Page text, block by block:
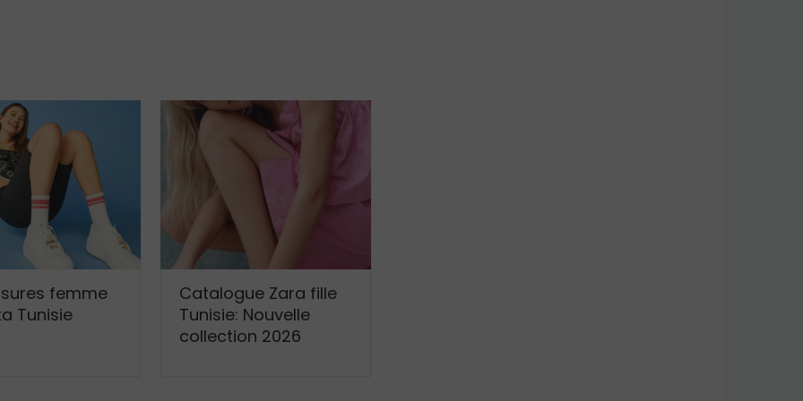
femme
Tunisie
Catalogue Zara fille
Tunisie: Nouvelle
collection 2026